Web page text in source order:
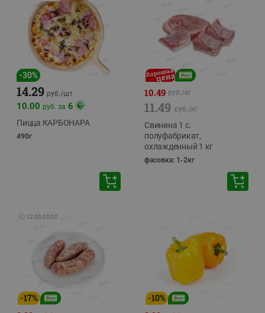
-30%
14.29 руб./шт
10.00 руб. за 6
Пицца КАРБОНАРА
490г
10.49 руб./кг
11.49 руб./кг
Свинина 1 с.
полуфабрикат,
охлажденный 1 кг
фасовка: 1-2кг
🕘 12:00-20:00
-17% -10%